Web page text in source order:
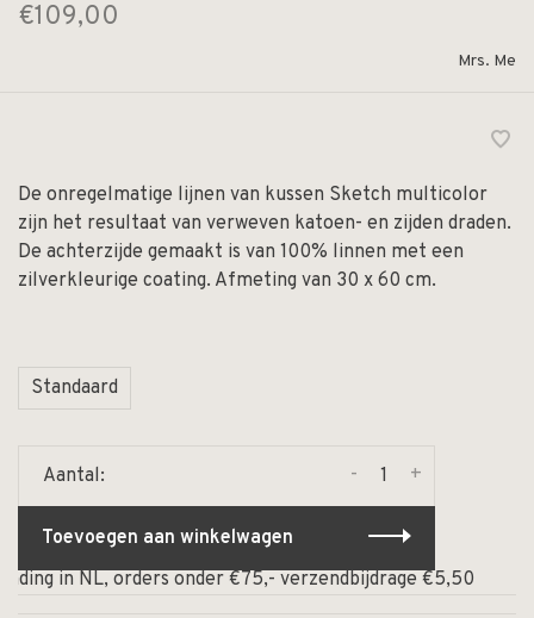
€109,00
Mrs. Me
De onregelmatige lijnen van kussen Sketch multicolor
zijn het resultaat van verweven katoen- en zijden draden.
De achterzijde gemaakt is van 100% linnen met een
zilverkleurige coating. Afmeting van 30 x 60 cm.
Standaard
Aantal: +
-
Toevoegen aan winkelwagen
in NL, orders onder €75,- verzendbijdrage €5,50